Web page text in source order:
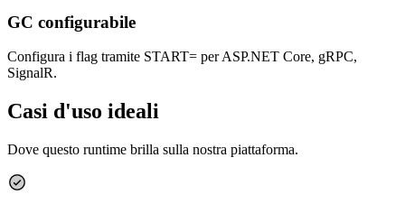
GC configurabile
Configura i flag tramite START= per ASP.NET Core, gRPC,
SignalR.
Casi d'uso ideali
Dove questo runtime brilla sulla nostra piattaforma.